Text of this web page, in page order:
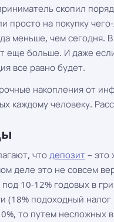
скопил
просто на покупку
меньше, чем сегодня.
еще больше. И даже
все равно будет.
накопления от
каждому человеку.
что депозит – это
деле это не совсем
10-12% годовых в
(18% подоходный
то путем несложных